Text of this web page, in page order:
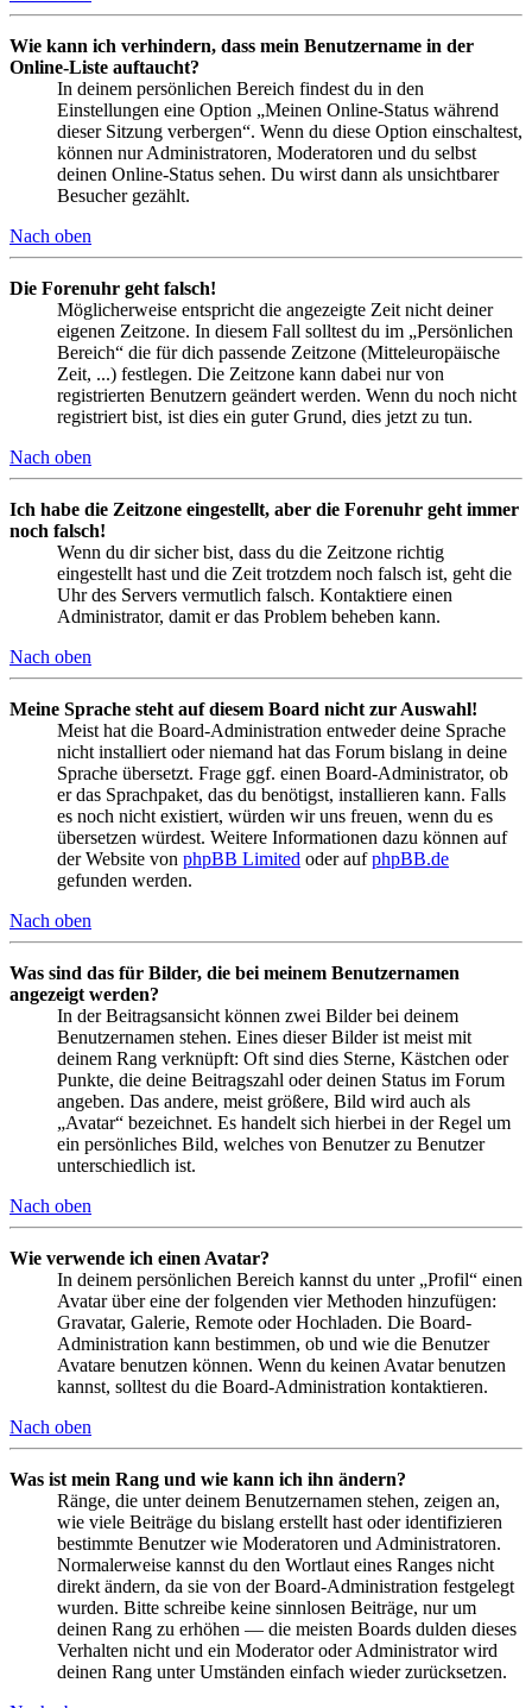
Wie kann ich verhindern, dass mein Benutzername in der
Online-Liste auftaucht?
In deinem persönlichen Bereich findest du in den
Einstellungen eine Option „Meinen Online-Status während
dieser Sitzung verbergen“. Wenn du diese Option einschaltest,
können nur Administratoren, Moderatoren und du selbst
deinen Online-Status sehen. Du wirst dann als unsichtbarer
Besucher gezählt.
Nach oben
Die Forenuhr geht falsch!
Möglicherweise entspricht die angezeigte Zeit nicht deiner
eigenen Zeitzone. In diesem Fall solltest du im „Persönlichen
Bereich“ die für dich passende Zeitzone (Mitteleuropäische
Zeit, ...) festlegen. Die Zeitzone kann dabei nur von
registrierten Benutzern geändert werden. Wenn du noch nicht
registriert bist, ist dies ein guter Grund, dies jetzt zu tun.
Nach oben
Ich habe die Zeitzone eingestellt, aber die Forenuhr geht immer
noch falsch!
Wenn du dir sicher bist, dass du die Zeitzone richtig
eingestellt hast und die Zeit trotzdem noch falsch ist, geht die
Uhr des Servers vermutlich falsch. Kontaktiere einen
Administrator, damit er das Problem beheben kann.
Nach oben
Meine Sprache steht auf diesem Board nicht zur Auswahl!
Meist hat die Board-Administration entweder deine Sprache
nicht installiert oder niemand hat das Forum bislang in deine
Sprache übersetzt. Frage ggf. einen Board-Administrator, ob
er das Sprachpaket, das du benötigst, installieren kann. Falls
es noch nicht existiert, würden wir uns freuen, wenn du es
übersetzen würdest. Weitere Informationen dazu können auf
der Website von phpBB Limited oder aufphpBB.de
gefunden werden.
Nach oben
Was sind das für Bilder, die bei meinem Benutzernamen
angezeigt werden?
In der Beitragsansicht können zwei Bilder bei deinem
Benutzernamen stehen. Eines dieser Bilder ist meist mit
deinem Rang verknüpft: Oft sind dies Sterne, Kästchen oder
Punkte, die deine Beitragszahl oder deinen Status im Forum
angeben. Das andere, meist größere, Bild wird auch als
„Avatar“ bezeichnet. Es handelt sich hierbei in der Regel um
ein persönliches Bild, welches von Benutzer zu Benutzer
unterschiedlich ist.
Nach oben
Wie verwende ich einen Avatar?
In deinem persönlichen Bereich kannst du unter „Profil“ einen
Avatar über eine der folgenden vier Methoden hinzufügen:
Gravatar, Galerie, Remote oder Hochladen. Die Board-
Administration kann bestimmen, ob und wie die Benutzer
Avatare benutzen können. Wenn du keinen Avatar benutzen
kannst, solltest du die Board-Administration kontaktieren.
Nach oben
Was ist mein Rang und wie kann ich ihn ändern?
Ränge, die unter deinem Benutzernamen stehen, zeigen an,
wie viele Beiträge du bislang erstellt hast oder identifizieren
bestimmte Benutzer wie Moderatoren und Administratoren.
Normalerweise kannst du den Wortlaut eines Ranges nicht
direkt ändern, da sie von der Board-Administration festgelegt
wurden. Bitte schreibe keine sinnlosen Beiträge, nur um
deinen Rang zu erhöhen — die meisten Boards dulden dieses
Verhalten nicht und ein Moderator oder Administrator wird
deinen Rang unter Umständen einfach wieder zurücksetzen.